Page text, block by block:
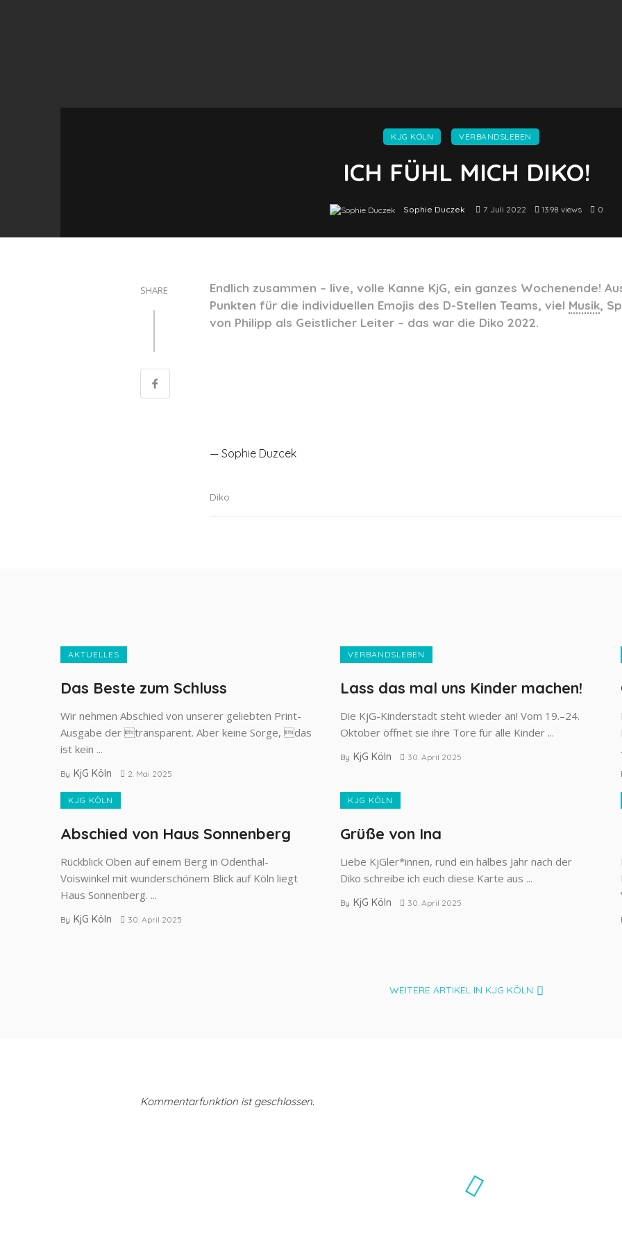
KJG KÖLN VERBANDSLEBEN
ICH FÜHL MICH DIKO!
Sophie Duczek 7. Juli 2022 1398 views 0
SHARE
Endlich zusammen – live, volle Kanne KjG, ein ganzes Wochenende!
Punkten für die individuellen Emojis des D-Stellen Teams, viel Musik,
von Philipp als Geistlicher Leiter – das war die Diko 2022.
— Sophie Duzcek
Diko
AKTUELLES
Das Beste zum Schluss
Wir nehmen Abschied von unserer geliebten Print-
Ausgabe der transparent. Aber keine Sorge, das
ist kein ...
By KjG Köln 2. Mai 2025
VERBANDSLEBEN
Lass das mal uns Kinder machen!
Die KjG-Kinderstadt steht wieder an! Vom 19.–24.
Oktober öffnet sie ihre Tore für alle Kinder ...
By KjG Köln 30. April 2025
KJG KÖLN
Abschied von Haus Sonnenberg
Rückblick Oben auf einem Berg in Odenthal-
Voiswinkel mit wunderschönem Blick auf Köln liegt
Haus Sonnenberg. ...
By KjG Köln 30. April 2025
KJG KÖLN
Grüße von Ina
Liebe KjGler*innen, rund ein halbes Jahr nach der
Diko schreibe ich euch diese Karte aus ...
By KjG Köln 30. April 2025
WEITERE ARTIKEL IN KJG KÖLN
Kommentarfunktion ist geschlossen.